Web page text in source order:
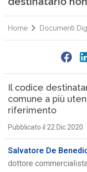
Home Documenti
Il codice
comune a più
riferimento
Pubblicato il 22 Dic 2020
Salvatore De
dottore